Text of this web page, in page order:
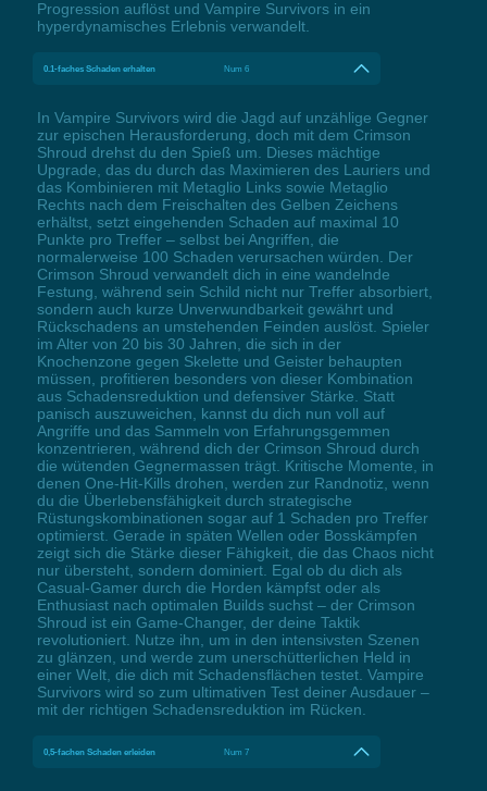
Progression auflöst und Vampire Survivors in ein
hyperdynamisches Erlebnis verwandelt.
0.1-faches Schaden erhalten Num 6
In Vampire Survivors wird die Jagd auf unzählige Gegner
zur epischen Herausforderung, doch mit dem Crimson
Shroud drehst du den Spieß um. Dieses mächtige
Upgrade, das du durch das Maximieren des Lauriers und
das Kombinieren mit Metaglio Links sowie Metaglio
Rechts nach dem Freischalten des Gelben Zeichens
erhältst, setzt eingehenden Schaden auf maximal 10
Punkte pro Treffer – selbst bei Angriffen, die
normalerweise 100 Schaden verursachen würden. Der
Crimson Shroud verwandelt dich in eine wandelnde
Festung, während sein Schild nicht nur Treffer absorbiert,
sondern auch kurze Unverwundbarkeit gewährt und
Rückschadens an umstehenden Feinden auslöst. Spieler
im Alter von 20 bis 30 Jahren, die sich in der
Knochenzone gegen Skelette und Geister behaupten
müssen, profitieren besonders von dieser Kombination
aus Schadensreduktion und defensiver Stärke. Statt
panisch auszuweichen, kannst du dich nun voll auf
Angriffe und das Sammeln von Erfahrungsgemmen
konzentrieren, während dich der Crimson Shroud durch
die wütenden Gegnermassen trägt. Kritische Momente, in
denen One-Hit-Kills drohen, werden zur Randnotiz, wenn
du die Überlebensfähigkeit durch strategische
Rüstungskombinationen sogar auf 1 Schaden pro Treffer
optimierst. Gerade in späten Wellen oder Bosskämpfen
zeigt sich die Stärke dieser Fähigkeit, die das Chaos nicht
nur übersteht, sondern dominiert. Egal ob du dich als
Casual-Gamer durch die Horden kämpfst oder als
Enthusiast nach optimalen Builds suchst – der Crimson
Shroud ist ein Game-Changer, der deine Taktik
revolutioniert. Nutze ihn, um in den intensivsten Szenen
zu glänzen, und werde zum unerschütterlichen Held in
einer Welt, die dich mit Schadensflächen testet. Vampire
Survivors wird so zum ultimativen Test deiner Ausdauer –
mit der richtigen Schadensreduktion im Rücken.
0,5-fachen Schaden erleiden Num 7